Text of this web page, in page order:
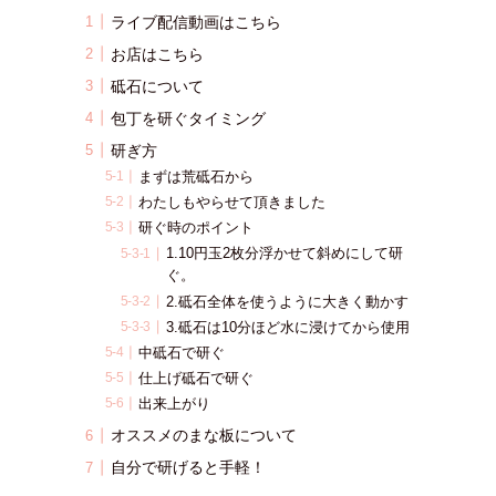
ライブ配信動画はこちら
お店はこちら
砥石について
包丁を研ぐタイミング
研ぎ方
まずは荒砥石から
わたしもやらせて頂きました
研ぐ時のポイント
1.10円玉2枚分浮かせて斜めにして研
ぐ。
2.砥石全体を使うように大きく動かす
3.砥石は10分ほど水に浸けてから使用
中砥石で研ぐ
仕上げ砥石で研ぐ
出来上がり
オススメのまな板について
自分で研げると手軽！